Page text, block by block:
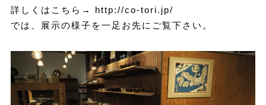
詳しくはこちら→ http://co-tori.jp/
では、展示の様子を一足お先にご覧下さい。